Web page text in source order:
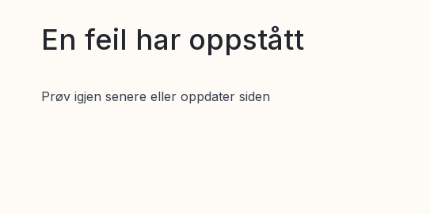
En feil har oppstått
Prøv igjen senere eller oppdater siden